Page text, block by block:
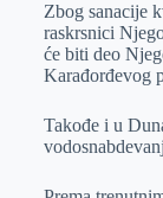
Zbog sanacije
raskrsnici
će biti deo
Karađorđevog
Takođe i u